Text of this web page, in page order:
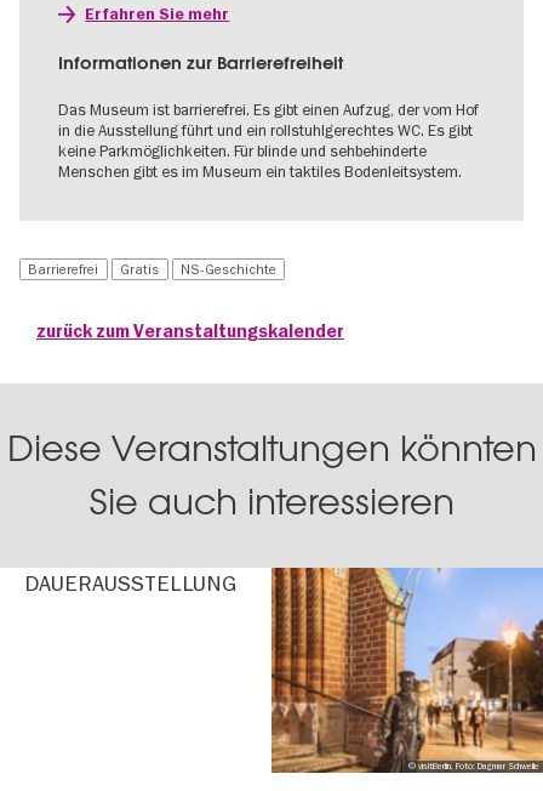
Erfahren Sie mehr
Informationen zur Barrierefreiheit
Das Museum ist barrierefrei. Es gibt einen Aufzug, der vom Hof
in die Ausstellung führt und ein rollstuhlgerechtes WC. Es gibt
keine Parkmöglichkeiten. Für blinde und sehbehinderte
Menschen gibt es im Museum ein taktiles Bodenleitsystem.
Barrierefrei Gratis NS-Geschichte
zurück zum Veranstaltungskalender
Diese Veranstaltungen könnten
Sie auch interessieren
DAUER­AUS­STEL­LUNG
© visitBerlin, Foto: Dagmar Schwelle